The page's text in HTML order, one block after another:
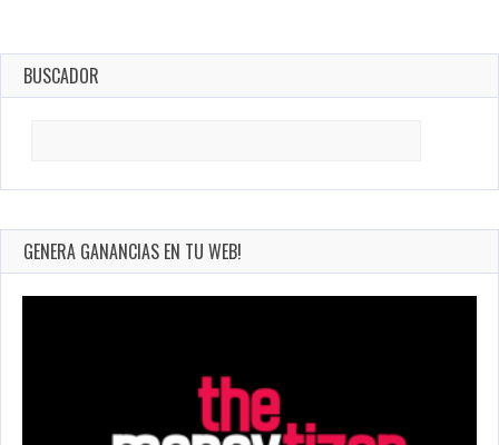
BUSCADOR
GENERA GANANCIAS EN TU WEB!